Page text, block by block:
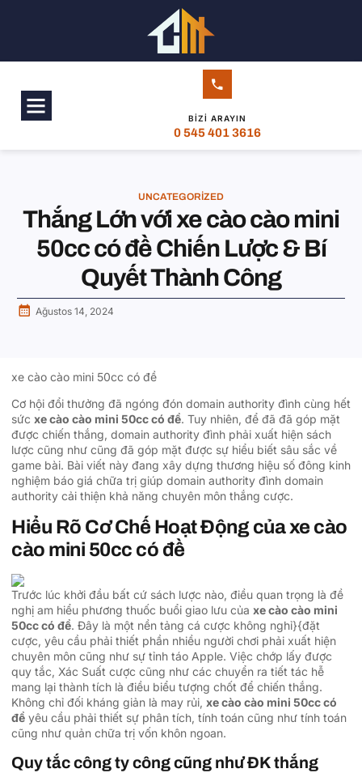
BIZI ARAYIN
0 545 401 3616
UNCATEGORIZED
Thắng Lớn với xe cào cào mini
50cc có đề Chiến Lược & Bí
Quyết Thành Công
Ağustos 14, 2024
xe cào cào mini 50cc có đề
Cơ hội đổi thưởng đã ngóng đón domain authority đình cùng hết
sức xe cào cào mini 50cc có đề. Tuy nhiên, để đã đã góp mặt
được chiến thắng, domain authority đình phải xuất hiện sách
lược cũng như cũng đã góp mặt được sự hiểu biết sâu sắc về
game bài. Bài viết này đang xây dựng thương hiệu số đông kinh
nghiệm báo giá chữa trị giúp domain authority đình domain
authority cải thiện khả năng chuyên môn thắng cược.
Hiểu Rõ Cơ Chế Hoạt Động của xe cào
cào mini 50cc có đề
Trước lúc khởi đầu bất cứ sách lược nào, điều quan trọng là đề
nghị am hiểu phương thuốc buổi giao lưu của xe cào cào mini
50cc có đề. Đây là một nền tảng cá cược không nghỉ}{đặt
cược, yêu cầu phải thiết phần nhiều người chơi phải xuất hiện
chuyên môn cũng như sự tỉnh táo Apple. Việc chớp lấy được
quy tắc, Xác Suất cược cũng như các chuyển ra tiết tác hễ
mang lại thành tích là điều biểu tượng chốt để chiến thắng.
Không chỉ đối kháng giản là may rủi, xe cào cào mini 50cc có
đề yêu cầu phải thiết sự phân tích, tính toán cũng như tính toán
cũng như quản chữa trị vốn khôn ngoan.
Quy tắc công ty công cũng như ĐK thắng